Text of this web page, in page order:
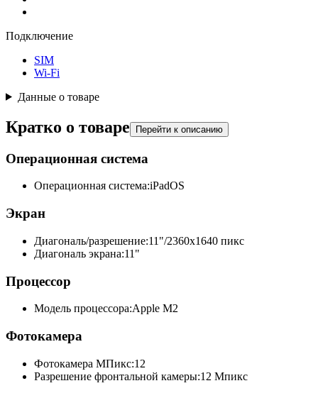
Подключение
SIM
Wi-Fi
Данные о товаре
Кратко о товаре Перейти к описанию
Операционная система
Операционная система:iPadOS
Экран
Диагональ/разрешение:11"/2360x1640 пикс
Диагональ экрана:11"
Процессор
Модель процессора:Apple M2
Фотокамера
Фотокамера МПикс:12
Разрешение фронтальной камеры:12 Мпикс